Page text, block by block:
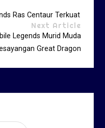
Ras Centaur Terkuat
Next Article
Legends Murid Muda
Great Dragon